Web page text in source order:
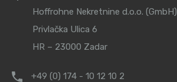
Hoffrohne Nekretnine d.o.o. (GmbH)
Privlačka Ulica 6
HR – 23000 Zadar
+49 (0) 174 - 10 12 10 2